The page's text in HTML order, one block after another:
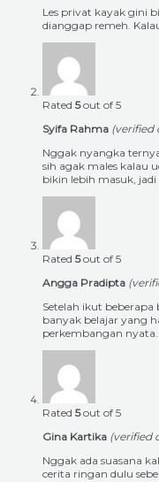
Les privat kayak gini
dianggap remeh.
Rated 5out of 5
Syifa Rahma (verified
Nggak nyangka
sih agak males kalau
bikin lebih masuk,
Rated 5out of 5
Angga Pradipta
Setelah ikut beberapa
banyak belajar yang
perkembangan nyata.
Rated 5out of 5
Gina Kartika (verified
Nggak ada suasana
cerita ringan dulu